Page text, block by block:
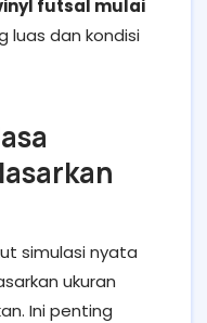
futsal mulai
luas dan kondisi
simulasi nyata
ukuran
Ini penting